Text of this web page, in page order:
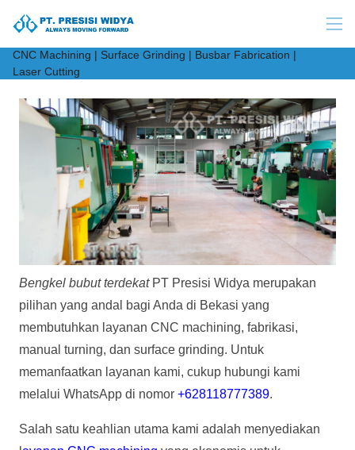
CNC Machining | Surface Grinding | Busbar Fabrication |
Laser Cutting
Bengkel bubut terdekatPT Presisi Widya merupakan
pilihan yang andal bagi Anda di Bekasi yang
membutuhkan layanan CNC machining, fabrikasi,
manual turning, dan surface grinding. Untuk
memanfaatkan layanan kami, cukup hubungi kami
melalui WhatsApp di nomor +628118777389.
Salah satu keahlian utama kami adalah menyediakan